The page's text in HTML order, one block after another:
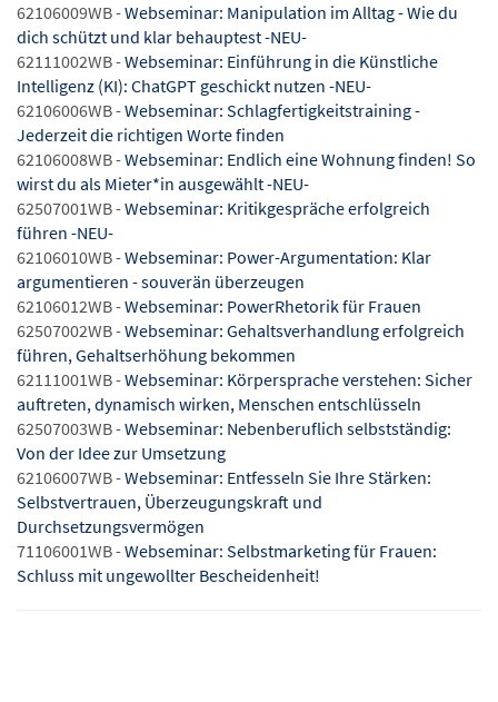
62106009WB -Webseminar: Manipulation im Alltag - Wie du
dich schützt und klar behauptest -NEU-
62111002WB -Webseminar: Einführung in die Künstliche
Intelligenz (KI): ChatGPT geschickt nutzen -NEU-
62106006WB -Webseminar: Schlagfertigkeitstraining -
Jederzeit die richtigen Worte finden
62106008WB -Webseminar: Endlich eine Wohnung finden! So
wirst du als Mieter*in ausgewählt -NEU-
62507001WB -Webseminar: Kritikgespräche erfolgreich
führen -NEU-
62106010WB -Webseminar: Power-Argumentation: Klar
argumentieren - souverän überzeugen
62106012WB -Webseminar: PowerRhetorik für Frauen
62507002WB -Webseminar: Gehaltsverhandlung erfolgreich
führen, Gehaltserhöhung bekommen
62111001WB -Webseminar: Körpersprache verstehen: Sicher
auftreten, dynamisch wirken, Menschen entschlüsseln
62507003WB -Webseminar: Nebenberuflich selbstständig:
Von der Idee zur Umsetzung
62106007WB -Webseminar: Entfesseln Sie Ihre Stärken:
Selbstvertrauen, Überzeugungskraft und
Durchsetzungsvermögen
71106001WB -Webseminar: Selbstmarketing für Frauen:
Schluss mit ungewollter Bescheidenheit!